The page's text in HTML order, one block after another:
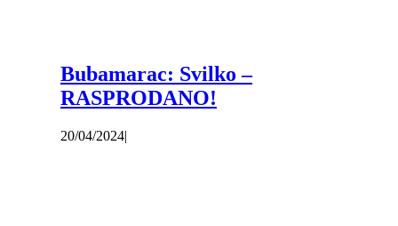
Bubamarac: Svilko –
RASPRODANO!
20/04/2024|